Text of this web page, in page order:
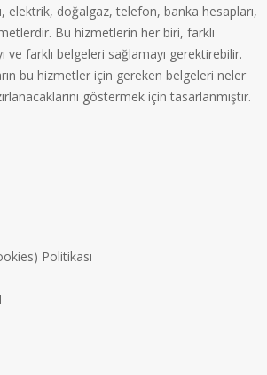
elektrik, doğalgaz, telefon, banka hesapları,
Bu hizmetlerin her biri, farklı
ve farklı belgeleri sağlamayı gerektirebilir.
bu hizmetler için gereken belgeleri neler
göstermek için tasarlanmıştır.
Politikası